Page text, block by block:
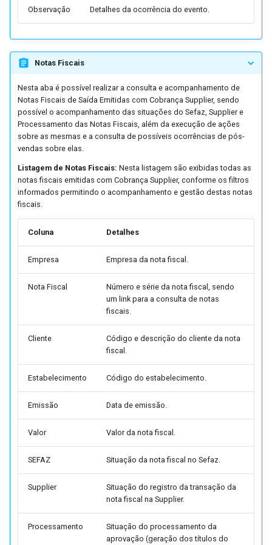
Parâmetros da
de Dados Acessórios
(FUTL0125 FFAT0106
FFAT0106)
Faturamento e Pedidos em
Carteira - MNA (FUTL0125
FPDV0306 RPDV0306)
FPLC0304 FPLC0304)
Parâmetros da Planilha de
Cálculo de Venda
FPRV FPRV0208)
(FUTL0125 FUNC FUNC)
Parâmetros do Cadastro
UFs e Cidades (FUTL0125
FUTL0055 FUTL0055)
Help Parâmetros De
Gerenciamento Logístico
Rota (FUTL0125 GLR GLR)
Pedidos de Venda
Extrator GECEX (FUTL0260)
Cadastro de JOBs
(FUTL0282)
Cadastros de Layouts
Comparador de Arquivos
Etiquetas
Extrator Sadig
FoccoMENSAGEIRO
Importador de Arquivos
LGPD
Observação Detalhes da ocorrência do evento.
Notas Fiscais
Nesta aba é possível realizar a consulta e acompanhamento de
Notas Fiscais de Saída Emitidas com Cobrança Supplier, sendo
possível o acompanhamento das situações do Sefaz, Supplier e
Processamento das Notas Fiscais, além da execução de ações
sobre as mesmas e a consulta de possíveis ocorrências de pós-
vendas sobre elas.
Listagem de Notas Fiscais: Nesta listagem são exibidas todas as
notas fiscais emitidas com Cobrança Supplier, conforme os filtros
informados permitindo o acompanhamento e gestão destas notas
fiscais.
Coluna Detalhes
Empresa Empresa da nota fiscal.
Nota Fiscal
Número e série da nota fiscal, sendo
um link para a consulta de notas
fiscais.
Cliente
Código e descrição do cliente da nota
fiscal.
Estabelecimento Código do estabelecimento.
Emissão Data de emissão.
Valor Valor da nota fiscal.
SEFAZ Situação da nota fiscal no Sefaz.
Supplier
Situação do registro da transação da
nota fiscal na Supplier.
Processamento
Situação do processamento da
aprovação (geração dos títulos do